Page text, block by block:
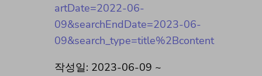
artDate=2022-06-
09&searchEndDate=2023-06-
09&search_type=title%2Bcontent
작성일: 2023-06-09 ~